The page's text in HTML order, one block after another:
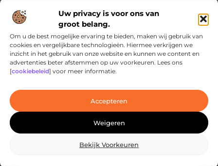
Uw privacy is voor ons van
groot belang.
Om u de best mogelijke ervaring te bieden, maken wij gebruik van
cookies en vergelijkbare technologieën. Hiermee verkrijgen we
inzicht in het gebruik van onze website en kunnen we content en
advertenties beter afstemmen op uw voorkeuren. Lees ons
[cookiebeleid] voor meer informatie.
Accepteren
Weigeren
Bekijk Voorkeuren
Ontdek de innovatieve behandelingen in
jouw stad
laserbehandelingen in Den Haag? Dan ben je hier